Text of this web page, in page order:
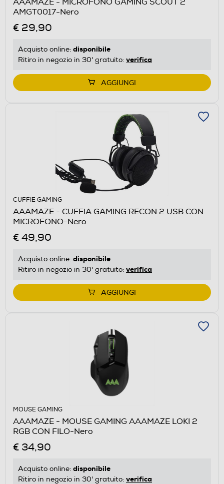
AMGT0017-Nero
€ 29,90
Acquisto online: disponibile
Ritiro in negozio in 30' gratuito: verifica
AGGIUNGI
CUFFIE GAMING
AAAMAZE - CUFFIA GAMING RECON 2 USB CON
MICROFONO-Nero
€ 49,90
Acquisto online: disponibile
Ritiro in negozio in 30' gratuito: verifica
AGGIUNGI
MOUSE GAMING
AAAMAZE - MOUSE GAMING AAAMAZE LOKI 2
RGB CON FILO-Nero
€ 34,90
Acquisto online: disponibile
Ritiro in negozio in 30' gratuito: verifica